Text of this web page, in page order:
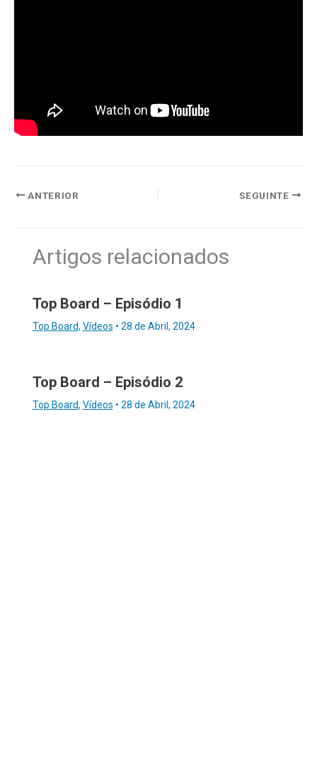
ANTERIOR SEGUINTE
Artigos relacionados
Top Board – Episódio 1
Top Board, Vídeos • 28 de Abril, 2024
Top Board – Episódio 2
Top Board, Vídeos • 28 de Abril, 2024